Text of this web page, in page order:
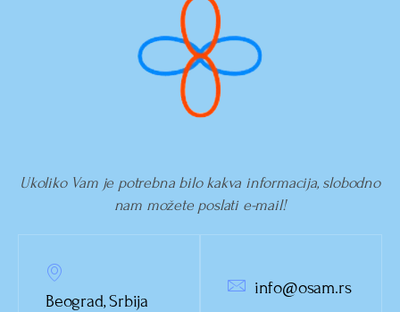
Ukoliko Vam je potrebna bilo kakva informacija, slobodno
nam možete poslati e-mail!
Beograd, Srbija
info@osam.rs